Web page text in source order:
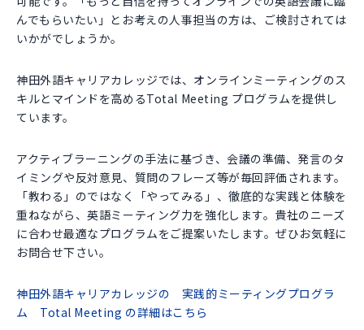
んでもらいたい」とお考えの人事担当の方は、ご検討されては
いかがでしょうか。
神田外語キャリアカレッジでは、オンラインミーティングのス
キルとマインドを高めるTotal Meeting プログラムを提供し
ています。
アクティブラーニングの手法に基づき、会議の準備、発言のタ
イミングや反対意見、質問のフレーズ等が毎回評価されます。
「教わる」のではなく「やってみる」、徹底的な実践と体験を
重ねながら、英語ミーティング力を強化します。貴社のニーズ
に合わせ最適なプログラムをご提案いたします。ぜひお気軽に
お問合せ下さい。
神田外語キャリアカレッジの 実践的ミーティングプログラ
ム Total Meeting の詳細はこちら